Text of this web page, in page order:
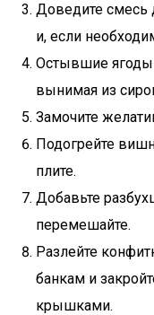
Доведите смесь
и, если
Остывшие ягоды
вынимая из
Замочите
Подогрейте
плите.
Добавьте
перемешайте.
Разлейте
банкам и
крышками.